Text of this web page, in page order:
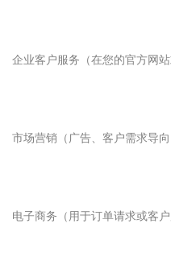
企业客户服务（在您的官方网
市场营销（广告、客户需求导向
电子商务（用于订单请求或客户